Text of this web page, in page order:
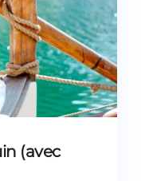
(avec